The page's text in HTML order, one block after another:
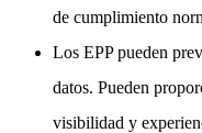
de cumplimiento
Los EPP pueden
datos. Pueden
visibilidad y